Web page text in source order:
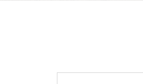
Haku: